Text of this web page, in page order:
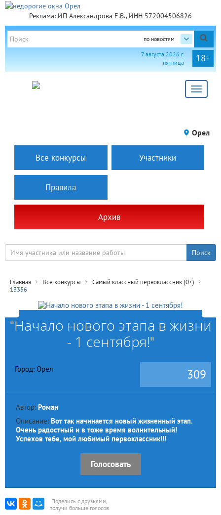
Реклама: ИП Александрова Е.В., ИНН 572004506826
по новостям
18+
7 августа 2026 г.
пятница
Toggle
Орел
Все конкурсы Участники
Правила
Архив
Главная Все конкурсы
Самый классный первоклассник (0+)
13356
"Начало нового этапа в жизни
- 1 сентября!"
Город: Орел 309
Автор: Роман
Описание: Вот так начинается новый жизненный этап.
Очень радостный и в тоже время волнительный!
Успехов тебе, мой любимый первоклассник!!!
Голосовать
Поделись с друзьями,
получи больше голосов